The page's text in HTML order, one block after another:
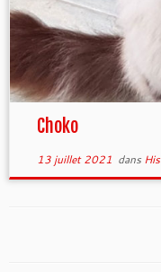
Choko
13 juillet 2021 dans